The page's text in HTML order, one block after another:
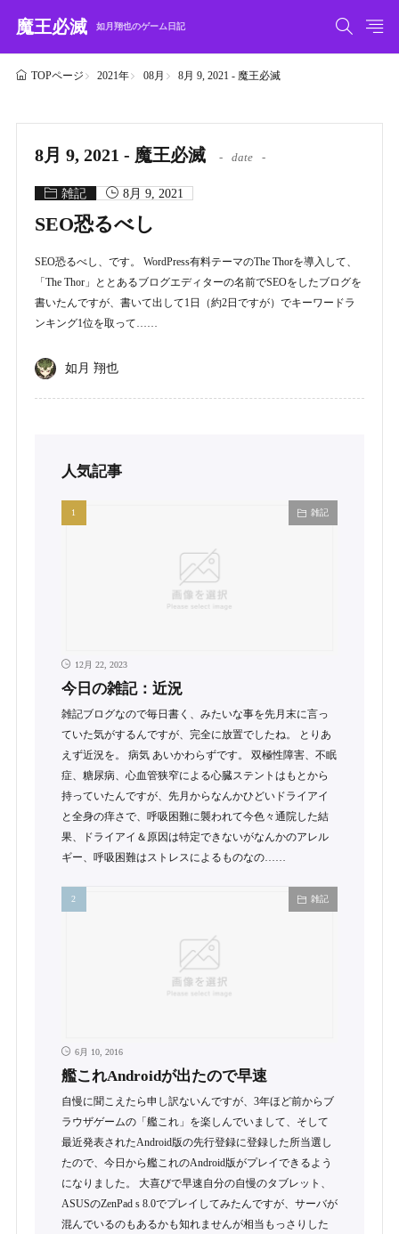
魔王必滅 如月翔也のゲーム日記
TOPページ 2021年 08月 8月 9, 2021 - 魔王必滅
8月 9, 2021 - 魔王必滅 date
雑記 8月 9, 2021
SEO恐るべし
SEO恐るべし、です。 WordPress有料テーマのThe Thorを導入して、
「The Thor」ととあるブログエディターの名前でSEOをしたブログを
書いたんですが、書いて出して1日（約2日ですが）でキーワードラ
ンキング1位を取って……
如月 翔也
人気記事
雑記
12月 22, 2023
今日の雑記：近況
雑記ブログなので毎日書く、みたいな事を先月末に言っ
ていた気がするんですが、完全に放置でしたね。 とりあ
えず近況を。 病気 あいかわらずです。 双極性障害、不眠
症、糖尿病、心血管狭窄による心臓ステントはもとから
持っていたんですが、先月からなんかひどいドライアイ
と全身の痒さで、呼吸困難に襲われて今色々通院した結
果、ドライアイ＆原因は特定できないがなんかのアレル
ギー、呼吸困難はストレスによるものなの……
雑記
6月 10, 2016
艦これAndroidが出たので早速
自慢に聞こえたら申し訳ないんですが、3年ほど前からブ
ラウザゲームの「艦これ」を楽しんでいまして、そして
最近発表されたAndroid版の先行登録に登録した所当選し
たので、今日から艦これのAndroid版がプレイできるよう
になりました。 大喜びで早速自分の自慢のタブレット、
ASUSのZenPad s 8.0でプレイしてみたんですが、サーバが
混んでいるのもあるかも知れませんが相当もっさりした